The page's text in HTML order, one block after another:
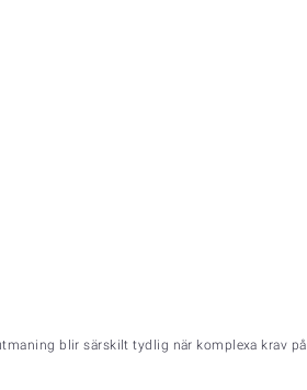
blir särskilt tydlig när komplexa krav på